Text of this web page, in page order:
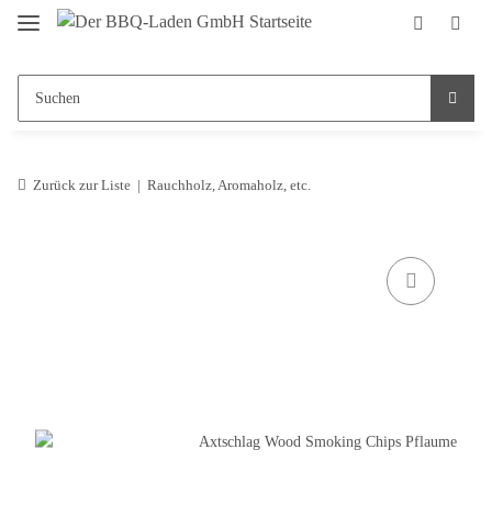
Zurück zur Liste Rauchholz, Aromaholz, etc.